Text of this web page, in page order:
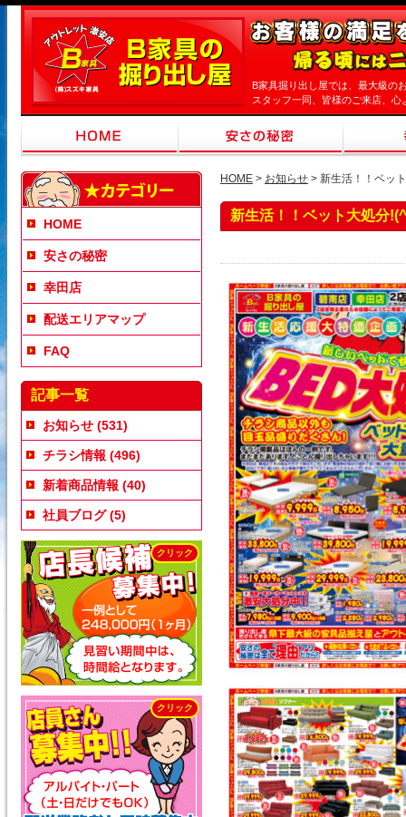
B家具掘り出し屋では、最大級の
スタッフ一同、皆様のご来店、
HOME > お知らせ > 新生活！！ベッ
新生活！！ベット大処分
HOME
安さの秘密
幸田店
配送エリアマップ
FAQ
記事一覧
お知らせ (531)
チラシ情報 (496)
新着商品情報 (40)
社員ブログ(5)